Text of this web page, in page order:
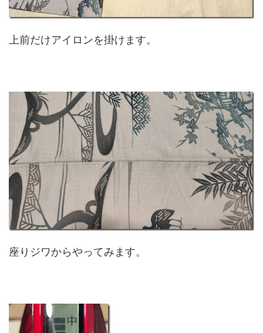
上前だけアイロンを掛けます。
座りジワからやってみます。